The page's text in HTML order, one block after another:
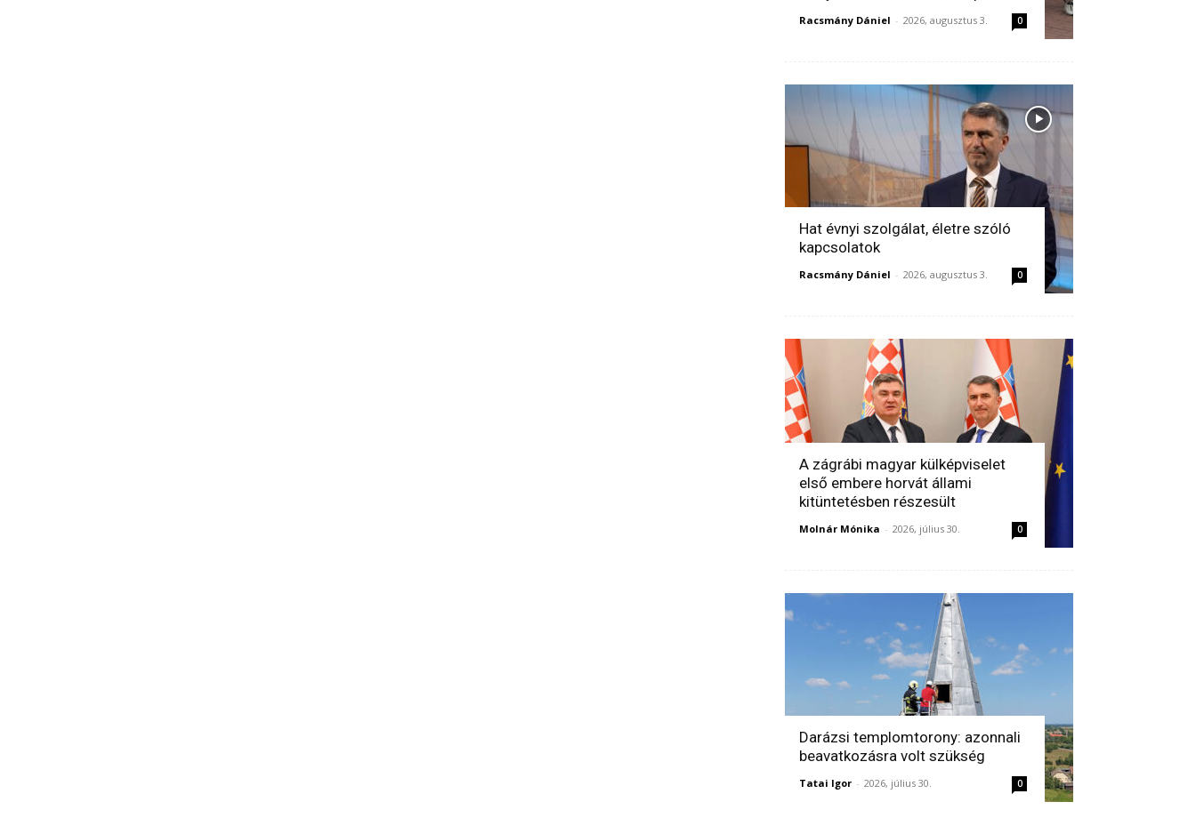
Racsmány Dániel - 2026, augusztus 3. 0
Hat évnyi szolgálat, életre szóló
kapcsolatok
Racsmány Dániel - 2026, augusztus 3. 0
A zágrábi magyar külképviselet
első embere horvát állami
kitüntetésben részesült
Molnár Mónika - 2026, július 30. 0
Darázsi templomtorony: azonnali
beavatkozásra volt szükség
Tatai Igor - 2026, július 30. 0